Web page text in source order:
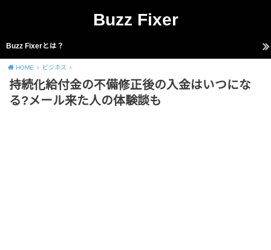
Buzz Fixer
Buzz Fixerとは？
HOME ビジネス
持続化給付金の不備修正後の入金はいつにな
る?メール来た人の体験談も